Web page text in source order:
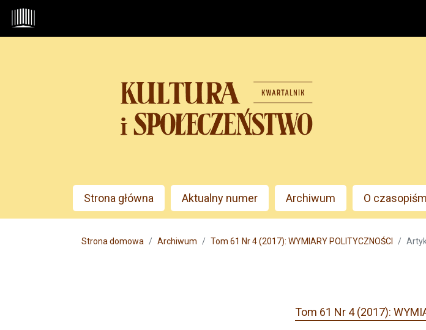
Przejdź do głównego menu
Przejdź do sekcji głównej
Przejdź do stopki
Admin menu
Main menu
Strona główna Aktualny numer Archiwum O
Strona domowa Archiwum Tom 61 Nr 4 (2017): WYMIARY POLITYCZNOŚCI
Tom 61 Nr 4 (2017):